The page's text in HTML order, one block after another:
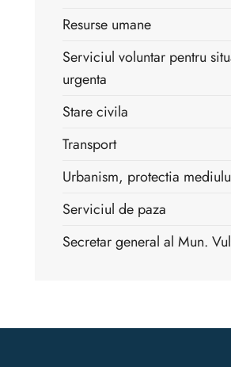
Resurse umane
Serviciul voluntar pentru
urgenta
Stare civila
Transport
Urbanism, protectia
Serviciul de paza
Secretar general al Mun.